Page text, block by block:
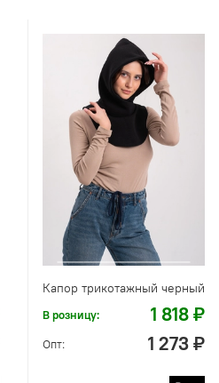
Капор трикотажный черный
В розницу: 1 818 ₽
Опт: 1 273 ₽